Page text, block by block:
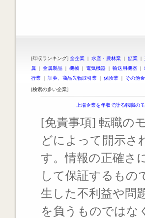
[年収ランキング] 全企業 | 水産・農林業 | 鉱業 |
属 | 金属製品 | 機械 | 電気機器 | 輸送用機器 |
行業 | 証券、商品先物取引業 | 保険業 | その他
[検索の多い企業]
上場企業を年収で計る転職の
[免責事項] 転職の
どによって開示さ
す。情報の正確さ
して保証するもの
生した不利益や問
を負うものではな